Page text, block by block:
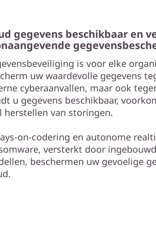
gegevens beschikbaar en
is voor elke
uw waardevolle gegevens
cyberaanvallen, maar ook
u gegevens beschikbaar,
herstellen van storingen.
on-codering en autonome
versterkt door
beschermen uw gevoelige